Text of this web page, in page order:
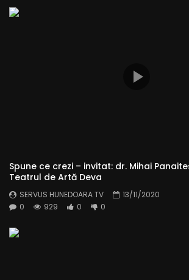
Spune ce crezi – invitat: dr. Mihai
Teatrul de Artă Deva
SERVUS HUNEDOARA TV
13/11/2020
0
929 0 0